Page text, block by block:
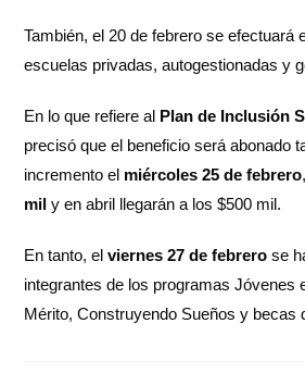
También, el 20 de febrero se efectuará
escuelas privadas, autogestionadas y
En lo que refiere al Plan de Inclusión
precisó que el beneficio será abonado
incremento el miércoles 25 de febrero,
mily en abril llegarán a los $500 mil.
En tanto, elviernes 27 de febrero se
integrantes de los programas Jóvenes
Mérito, Construyendo Sueños y becas